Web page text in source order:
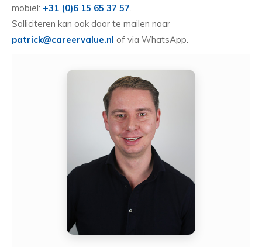
mobiel: +31 (0)6 15 65 37 57
Solliciteren kan ook door te mailen naar
patrick@careervalue.nl of via WhatsApp.